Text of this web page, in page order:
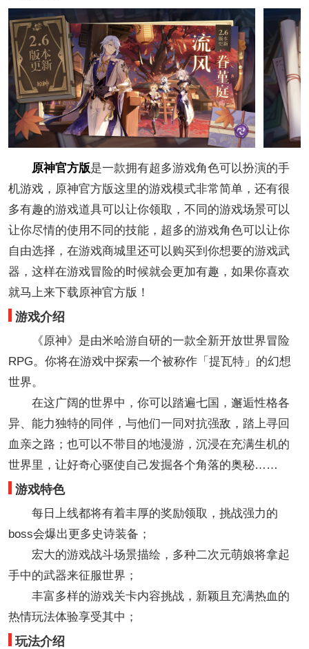
原神官方版是一款拥有超多游戏角色可以扮演的手
机游戏，原神官方版这里的游戏模式非常简单，还有很
多有趣的游戏道具可以让你领取，不同的游戏场景可以
让你尽情的使用不同的技能，超多的游戏角色可以让你
自由选择，在游戏商城里还可以购买到你想要的游戏武
器，这样在游戏冒险的时候就会更加有趣，如果你喜欢
就马上来下载原神官方版！
游戏介绍
《原神》是由米哈游自研的一款全新开放世界冒险
RPG。你将在游戏中探索一个被称作「提瓦特」的幻想
世界。
在这广阔的世界中，你可以踏遍七国，邂逅性格各
异、能力独特的同伴，与他们一同对抗强敌，踏上寻回
血亲之路；也可以不带目的地漫游，沉浸在充满生机的
世界里，让好奇心驱使自己发掘各个角落的奥秘……
游戏特色
每日上线都将有着丰厚的奖励领取，挑战强力的
boss会爆出更多史诗装备；
宏大的游戏战斗场景描绘，多种二次元萌娘将拿起
手中的武器来征服世界；
丰富多样的游戏关卡内容挑战，新颖且充满热血的
热情玩法体验享受其中；
玩法介绍